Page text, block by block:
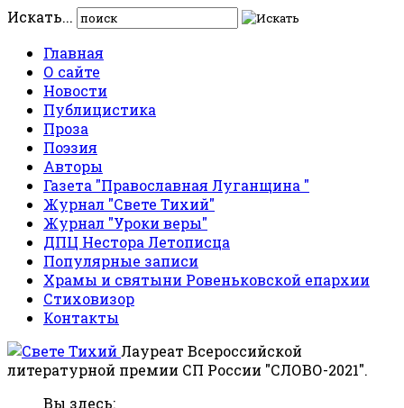
Искать...
Главная
О сайте
Новости
Публицистика
Проза
Поэзия
Авторы
Газета "Православная Луганщина "
Журнал "Свете Тихий"
Журнал "Уроки веры"
ДПЦ Нестора Летописца
Популярные записи
Храмы и святыни Ровеньковской епархии
Стиховизор
Контакты
Лауреат Всероссийской
литературной премии СП России "СЛОВО-2021".
Вы здесь: